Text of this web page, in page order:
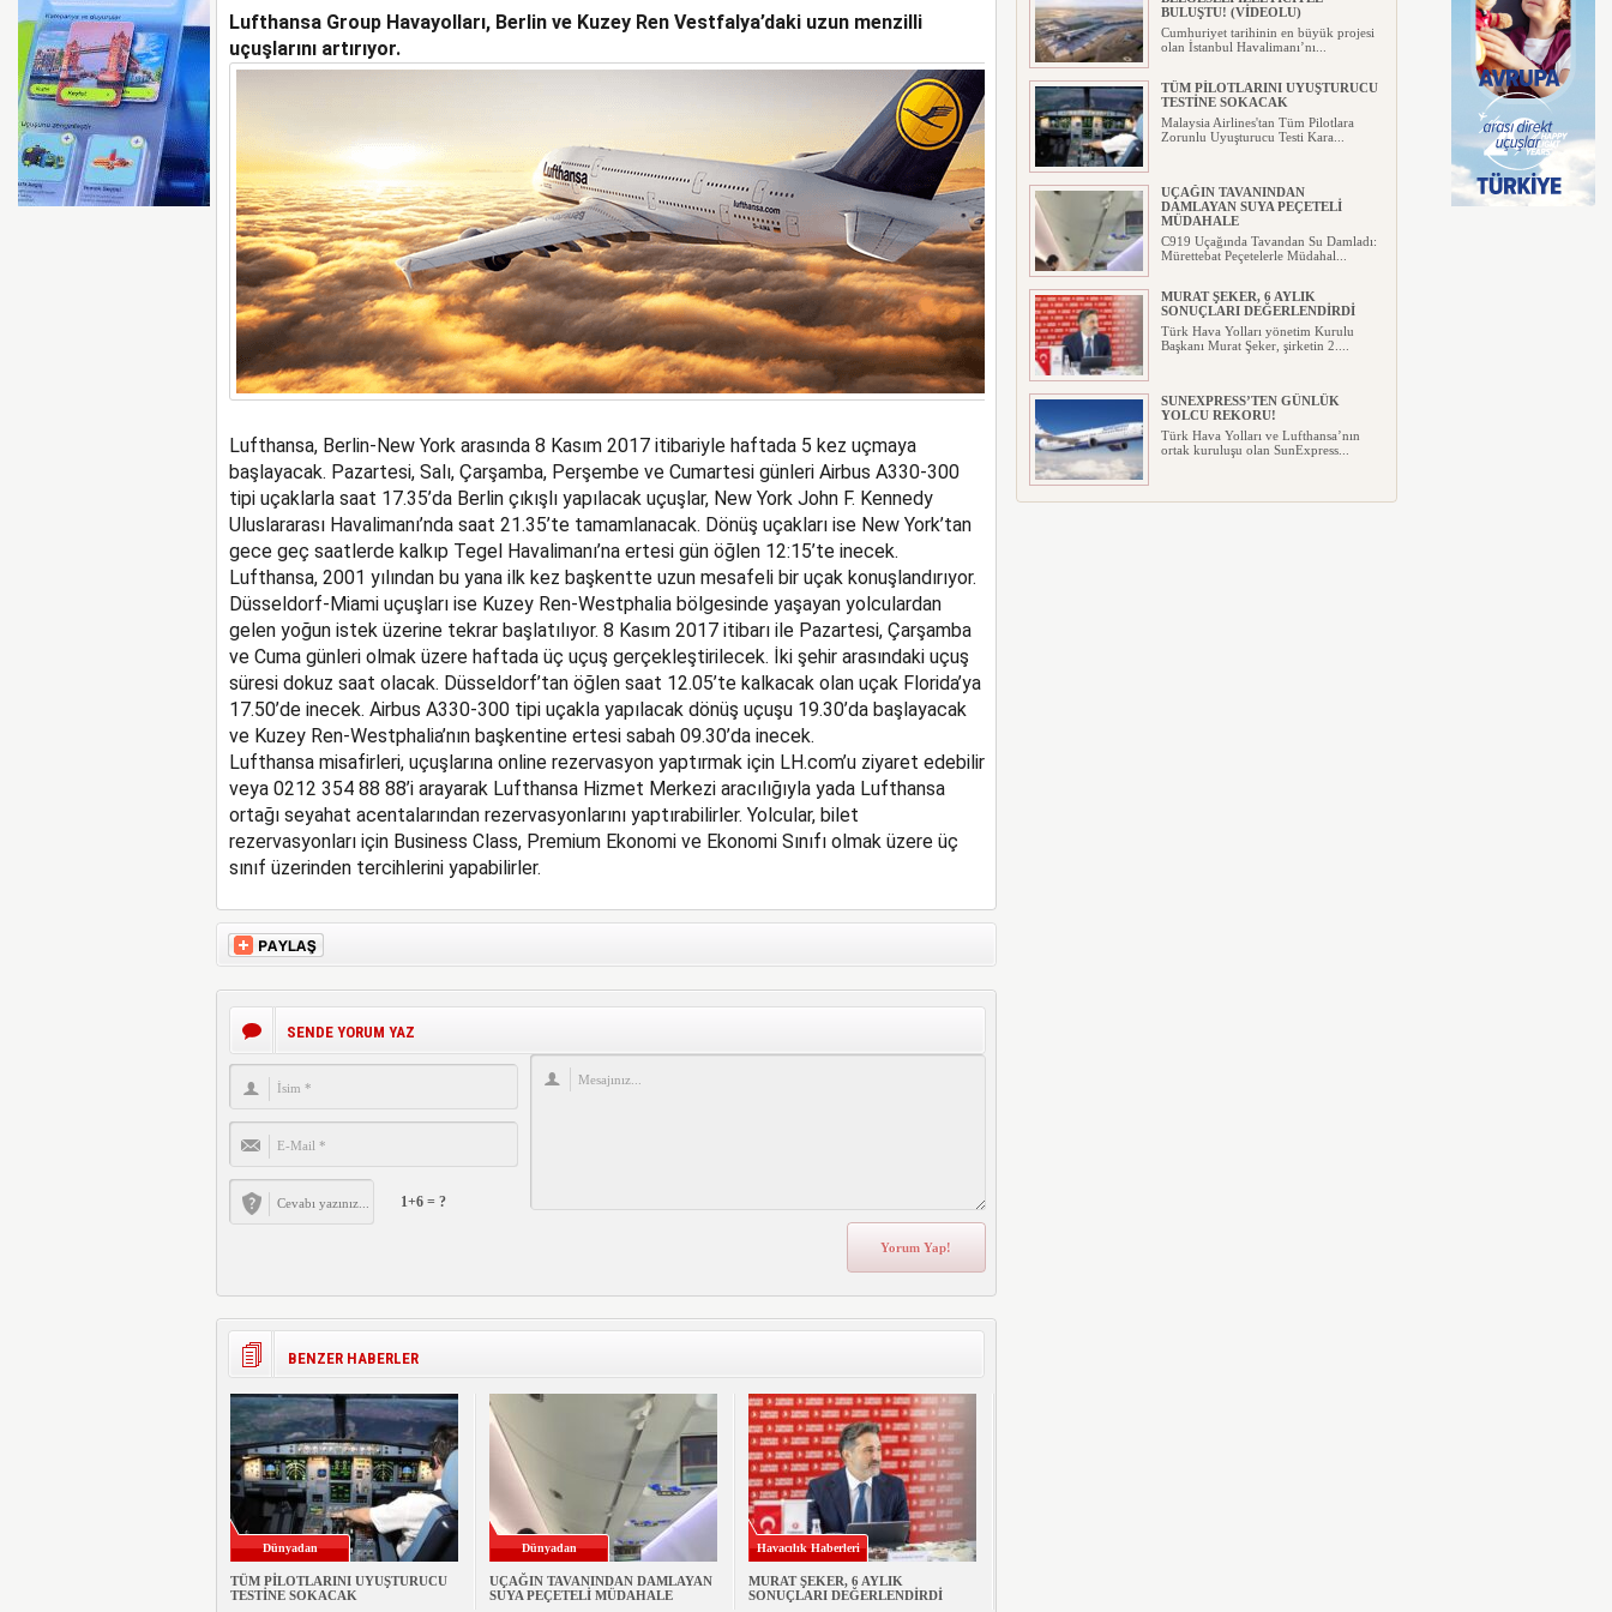
AYJET’E AİT EĞİTİM UÇAĞI KAZA KRIMA UĞRADI
Lufthansa Group Havayolları, Berlin ve Kuzey Ren Vestfalya’daki uzun menzilli
uçuşlarını artırıyor.
Lufthansa, Berlin-New York arasında 8 Kasım 2017 itibariyle haftada 5 kez uçmaya
başlayacak. Pazartesi, Salı, Çarşamba, Perşembe ve Cumartesi günleri Airbus A330-300
tipi uçaklarla saat 17.35’da Berlin çıkışlı yapılacak uçuşlar, New York John F. Kennedy
Uluslararası Havalimanı’nda saat 21.35’te tamamlanacak. Dönüş uçakları ise New York’tan
gece geç saatlerde kalkıp Tegel Havalimanı’na ertesi gün öğlen 12:15’te inecek.
Lufthansa, 2001 yılından bu yana ilk kez başkentte uzun mesafeli bir uçak konuşlandırıyor.
Düsseldorf-Miami uçuşları ise Kuzey Ren-Westphalia bölgesinde yaşayan yolculardan
gelen yoğun istek üzerine tekrar başlatılıyor. 8 Kasım 2017 itibarı ile Pazartesi, Çarşamba
ve Cuma günleri olmak üzere haftada üç uçuş gerçekleştirilecek. İki şehir arasındaki uçuş
süresi dokuz saat olacak. Düsseldorf’tan öğlen saat 12.05’te kalkacak olan uçak Florida’ya
17.50’de inecek. Airbus A330-300 tipi uçakla yapılacak dönüş uçuşu 19.30’da başlayacak
ve Kuzey Ren-Westphalia’nın başkentine ertesi sabah 09.30’da inecek.
Lufthansa misafirleri, uçuşlarına online rezervasyon yaptırmak için LH.com’u ziyaret edebilir
veya 0212 354 88 88’i arayarak Lufthansa Hizmet Merkezi aracılığıyla yada Lufthansa
ortağı seyahat acentalarından rezervasyonlarını yaptırabilirler. Yolcular, bilet
rezervasyonları için Business Class, Premium Ekonomi ve Ekonomi Sınıfı olmak üzere üç
sınıf üzerinden tercihlerini yapabilirler.
SENDE YORUM YAZ
1+6 = ?
BENZER HABERLER
Dünyadan
TÜM PİLOTLARINI UYUŞTURUCU
TESTİNE SOKACAK
Dünyadan
UÇAĞIN TAVANINDAN DAMLAYAN
SUYA PEÇETELİ MÜDAHALE
Havacılık Haberleri
MURAT ŞEKER, 6 AYLIK
SONUÇLARI DEĞERLENDİRDİ
BULUŞTU! (VİDEOLU)
Cumhuriyet tarihinin en büyük projesi
olan İstanbul Havalimanı’nı...
TÜM PİLOTLARINI UYUŞTURUCU
TESTİNE SOKACAK
Malaysia Airlines'tan Tüm Pilotlara
Zorunlu Uyuşturucu Testi Kara...
UÇAĞIN TAVANINDAN
DAMLAYAN SUYA PEÇETELİ
MÜDAHALE
C919 Uçağında Tavandan Su Damladı:
Mürettebat Peçetelerle Müdahal...
MURAT ŞEKER, 6 AYLIK
SONUÇLARI DEĞERLENDİRDİ
Türk Hava Yolları yönetim Kurulu
Başkanı Murat Şeker, şirketin 2....
SUNEXPRESS’TEN GÜNLÜK
YOLCU REKORU!
Türk Hava Yolları ve Lufthansa’nın
ortak kuruluşu olan SunExpress...
IBERYA HAVAYOLLARI GÜNEŞ